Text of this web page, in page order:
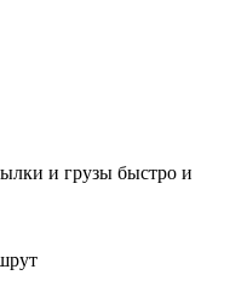
и грузы быстро и